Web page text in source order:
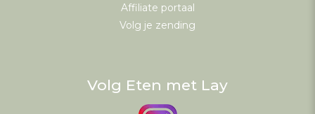
Affiliate portaal
Volg je zending
Volg Eten met Lay